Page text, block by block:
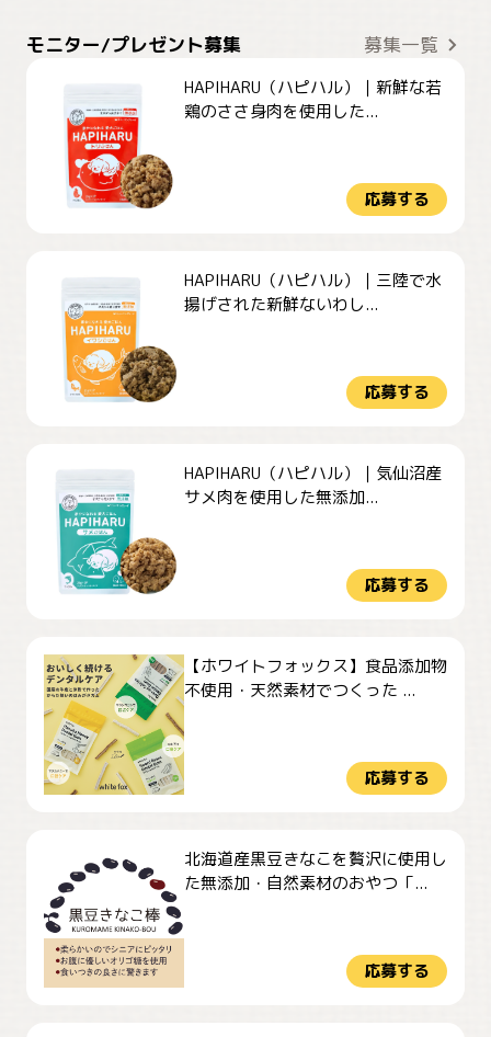
モニター/プレゼント募集 募集一覧
HAPIHARU（ハピハル）｜新鮮な若
鶏のささ身肉を使用した...
応募する
HAPIHARU（ハピハル）｜三陸で水
揚げされた新鮮ないわし...
応募する
HAPIHARU（ハピハル）｜気仙沼産
サメ肉を使用した無添加...
応募する
【ホワイトフォックス】食品添加物
不使用・天然素材でつくった ...
応募する
北海道産黒豆きなこを贅沢に使用し
た無添加・自然素材のおやつ「...
応募する